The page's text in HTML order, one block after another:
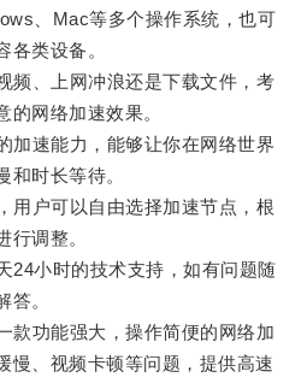
、Mac等多个操作系统，也可
各类设备。
、上网冲浪还是下载文件，考
的网络加速效果。
速能力，能够让你在网络世界
和时长等待。
户可以自由选择加速节点，根
行调整。
小时的技术支持，如有问题随
答。
功能强大，操作简便的网络加
慢、视频卡顿等问题，提供高速